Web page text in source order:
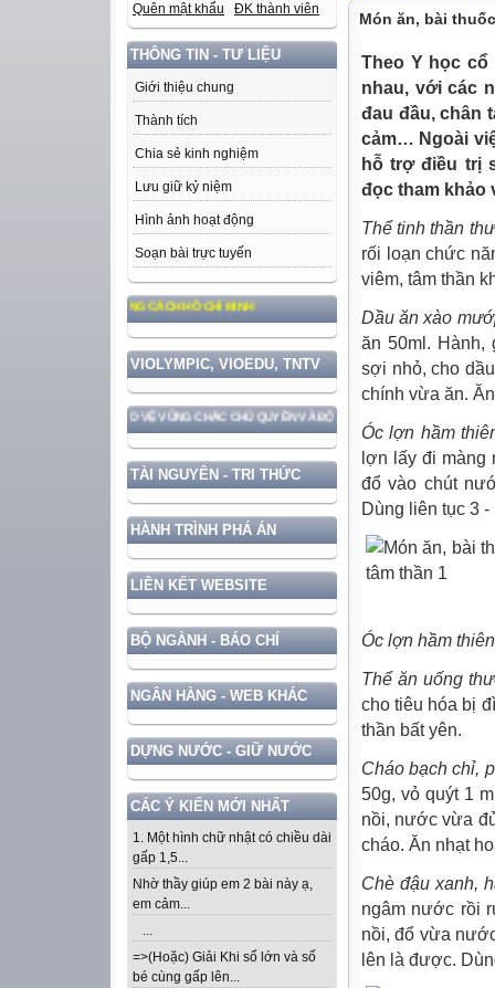
Quên mật khẩu ĐK thành viên
THÔNG TIN - TƯ LIỆU
Giới thiệu chung
Thành tích
Chia sẻ kinh nghiệm
Lưu giữ kỷ niệm
Hình ảnh hoạt động
Soạn bài trực tuyến
ĐẠO ĐỨC, PHONG CÁCH HỒ CHÍ MINH
VIOLYMPIC, VIOEDU, TNTV
GẮN VỚI BẢO VỆ VỮNG CHẮC CHỦ QUYỀN VÀ ĐỘC LẬP DÂN TỘC!
TÀI NGUYÊN - TRI THỨC
HÀNH TRÌNH PHÁ ÁN
LIÊN KẾT WEBSITE
BỘ NGÀNH - BÁO CHÍ
NGÂN HÀNG - WEB KHÁC
DỰNG NƯỚC - GIỮ NƯỚC
CÁC Ý KIẾN MỚI NHẤT
1. Một hình chữ nhật có chiều dài
gấp 1,5...
Nhờ thầy giúp em 2 bài này ạ,
em cảm...
...
=>(Hoặc) Giải Khi số lớn và số
bé cùng gấp lên...
Món ăn, bài
Theo Y học
nhau, với các
đau đầu, chân
cảm… Ngoài
hỗ trợ điều trị
đọc tham khảo
Thể tinh thần
rối loạn chức
viêm, tâm thần
Dầu ăn xào
ăn 50ml. Hành,
sợi nhỏ, cho
chính vừa ăn.
Óc lợn hầm
lợn lấy đi màng
đổ vào chút
Dùng liên tục 3 -
Óc lợn hầm
Thể ăn uống
cho tiêu hóa bị
thần bất yên.
Cháo bạch chỉ,
50g, vỏ quýt 1
nồi, nước vừa
cháo. Ăn nhạt
Chè đậu xanh,
ngâm nước rồi
nồi, đổ vừa
lên là được.